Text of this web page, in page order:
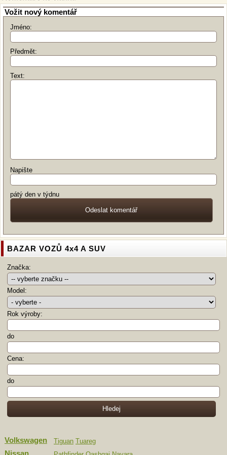
Vožit nový komentář
Jméno:
Předmět:
Text:
Napište
pátý den v týdnu
BAZAR VOZŮ 4x4 A SUV
Značka:
Model:
Rok výroby:
do
Cena:
do
Volkswagen Tiguan Tuareg
Nissan